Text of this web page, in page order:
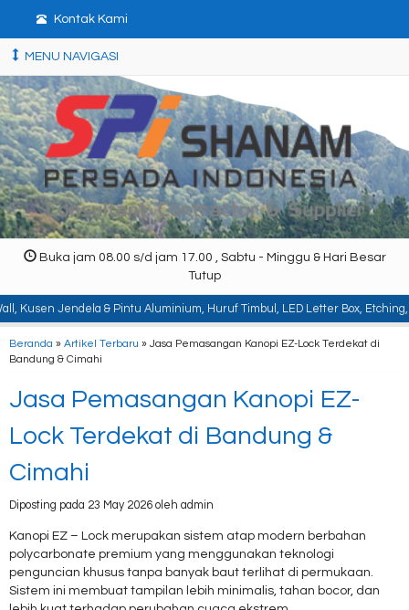
Kontak Kami
MENU NAVIGASI
Buka jam 08.00 s/d jam 17.00 , Sabtu - Minggu & Hari Besar
Tutup
Jendela & Pintu Aluminium, Huruf Timbul, LED Letter Box, Etching,
Beranda » Artikel Terbaru » Jasa Pemasangan Kanopi EZ-Lock Terdekat di
Bandung & Cimahi
Jasa Pemasangan Kanopi EZ-
Lock Terdekat di Bandung &
Cimahi
Diposting pada 23 May 2026 oleh admin
Kanopi EZ – Lock merupakan sistem atap modern berbahan
polycarbonate premium yang menggunakan teknologi
penguncian khusus tanpa banyak baut terlihat di permukaan.
Sistem ini membuat tampilan lebih minimalis, tahan bocor, dan